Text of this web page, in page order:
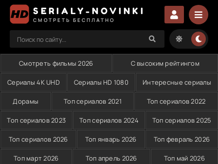
SERIALY-NOVINKI
СМОТРЕТЬ БЕСПЛАТНО
Смотреть фильмы 2026 С высоким рейтингом
Сериалы 4K UHD Сериалы HD 1080 Интересные сериалы
Дорамы Топ сериалов 2021 Топ сериалов 2022
Топ сериалов 2023 Топ сериалов 2024 Топ сериалов 2025
Топ сериалов 2026 Топ январь 2026 Топ февраль 2026
Топ март 2026 Топ апрель 2026 Топ май 2026